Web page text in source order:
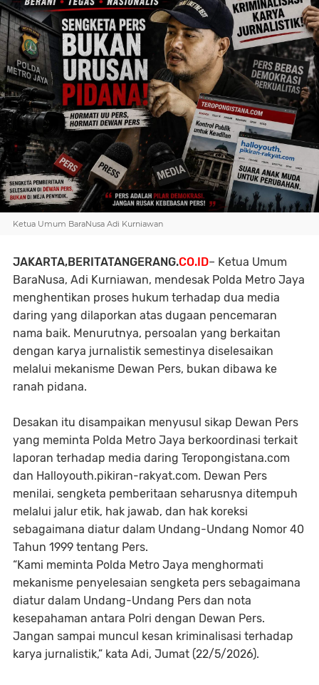
Ketua Umum BaraNusa Adi Kurniawan
JAKARTA,BERITATANGERANG.CO.ID– Ketua Umum
BaraNusa, Adi Kurniawan, mendesak Polda Metro Jaya
menghentikan proses hukum terhadap dua media
daring yang dilaporkan atas dugaan pencemaran
nama baik. Menurutnya, persoalan yang berkaitan
dengan karya jurnalistik semestinya diselesaikan
melalui mekanisme Dewan Pers, bukan dibawa ke
ranah pidana.
Desakan itu disampaikan menyusul sikap Dewan Pers
yang meminta Polda Metro Jaya berkoordinasi terkait
laporan terhadap media daring Teropongistana.com
dan Halloyouth.pikiran-rakyat.com. Dewan Pers
menilai, sengketa pemberitaan seharusnya ditempuh
melalui jalur etik, hak jawab, dan hak koreksi
sebagaimana diatur dalam Undang-Undang Nomor 40
Tahun 1999 tentang Pers.
“Kami meminta Polda Metro Jaya menghormati
mekanisme penyelesaian sengketa pers sebagaimana
diatur dalam Undang-Undang Pers dan nota
kesepahaman antara Polri dengan Dewan Pers.
Jangan sampai muncul kesan kriminalisasi terhadap
karya jurnalistik,” kata Adi, Jumat (22/5/2026).